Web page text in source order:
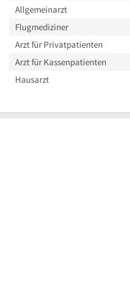
Allgemeinarzt
Flugmediziner
Arzt für Privatpatienten
Arzt für Kassenpatienten
Hausarzt